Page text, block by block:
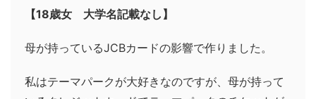
【18歳女 大学名記載なし】
母が持っているJCBカードの影響で作りました。
私はテーマパークが大好きなのですが、母が持って